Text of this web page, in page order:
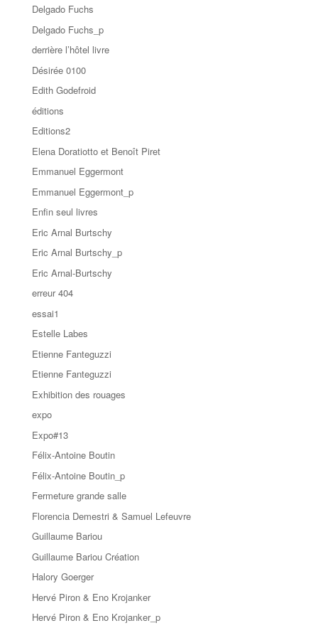
Delgado Fuchs
Delgado Fuchs_p
derrière l’hôtel livre
Désirée 0100
Edith Godefroid
éditions
Editions2
Elena Doratiotto et Benoît Piret
Emmanuel Eggermont
Emmanuel Eggermont_p
Enfin seul livres
Eric Arnal Burtschy
Eric Arnal Burtschy_p
Eric Arnal-Burtschy
erreur 404
essai1
Estelle Labes
Etienne Fanteguzzi
Etienne Fanteguzzi
Exhibition des rouages
expo
Expo#13
Félix-Antoine Boutin
Félix-Antoine Boutin_p
Fermeture grande salle
Florencia Demestri & Samuel Lefeuvre
Guillaume Bariou
Guillaume Bariou Création
Halory Goerger
Hervé Piron & Eno Krojanker
Hervé Piron & Eno Krojanker_p